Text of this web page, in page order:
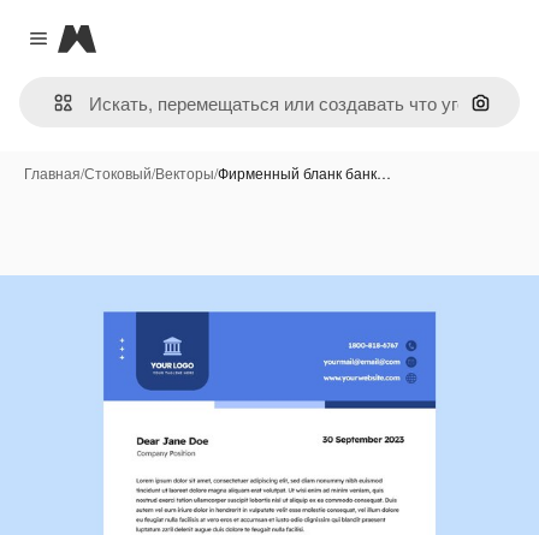
Close menu
Magnific
Поиск
Главная/Стоковый/Векторы/Фирменный бланк банк…